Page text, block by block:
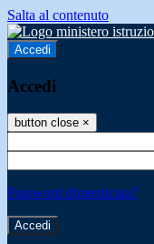
Salta al contenuto
Accedi
Accedi
button close ×
Password dimenticata?